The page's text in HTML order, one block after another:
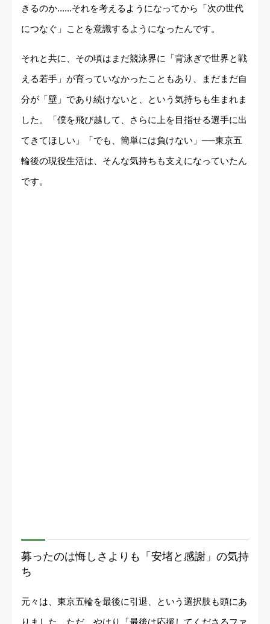
きるのか......それを考えるようになってから「次の世代
につなぐ」ことを意識するようになったんです。
それと共に、その頃はまだ競泳界に「背泳ぎで世界と戦
える若手」が育っていなかったこともあり、まだまだ自
分が「壁」であり続けないと、という気持ちも生まれま
した。「僕を飛び越して、さらに上を目指せる選手に出
てきてほしい」「でも、簡単には負けない」──東京五
輪後の現役生活は、そんな気持ちも支えになっていたん
です。
募ったのは悔しさよりも「安堵と感謝」の気持
ち
元々は、東京五輪を最後に引退、という選択肢も頭にあ
りました。ただ、やはり「最後は応援してくださるファ